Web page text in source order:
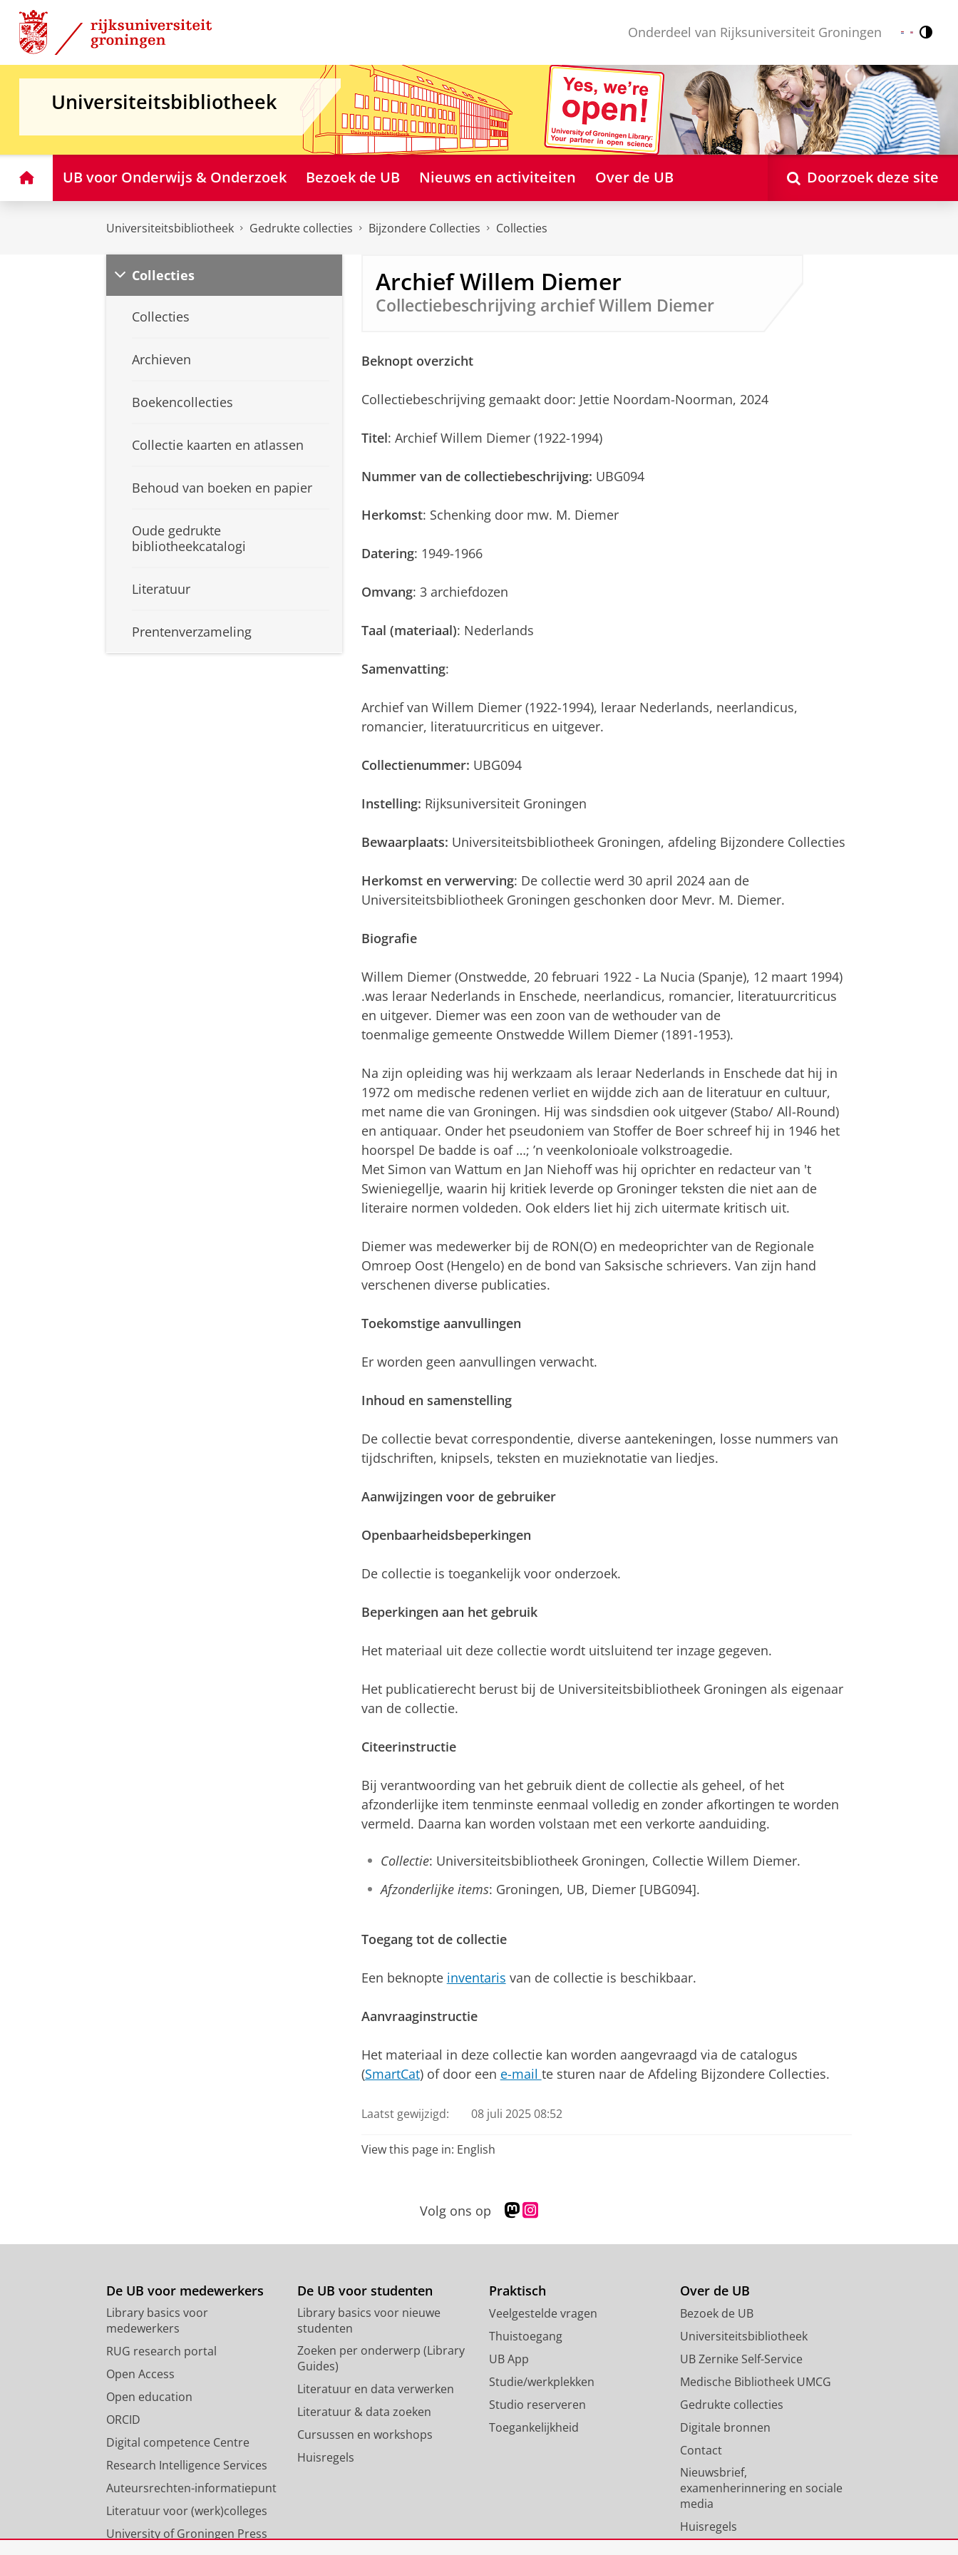
Skip
Content
Skip
Navigation
Onderdeel van Rijksuniversiteit Groningen Nederlands
English
Universiteitsbibliotheek
HomeUB voor Onderwijs & Onderzoek Bezoek de UB Nieuws en activiteiten Over de UB Doorzoek deze site
Universiteitsbibliotheek Gedrukte collecties Bijzondere Collecties Collecties
Collecties
Collecties
Archieven
Boekencollecties
Collectie kaarten en atlassen
Behoud van boeken en papier
Oude gedrukte
bibliotheekcatalogi
Literatuur
Prentenverzameling
Archief Willem Diemer
Collectiebeschrijving archief Willem Diemer
Beknopt overzicht
Collectiebeschrijving gemaakt door: Jettie Noordam-Noorman, 2024
Titel: Archief Willem Diemer (1922-1994)
Nummer van de collectiebeschrijving: UBG094
Herkomst: Schenking door mw. M. Diemer
Datering: 1949-1966
Omvang: 3 archiefdozen
Taal (materiaal): Nederlands
Samenvatting:
Archief van Willem Diemer (1922-1994), leraar Nederlands, neerlandicus,
romancier, literatuurcriticus en uitgever.
Collectienummer: UBG094
Instelling: Rijksuniversiteit Groningen
Bewaarplaats: Universiteitsbibliotheek Groningen, afdeling Bijzondere Collecties
Herkomst en verwerving: De collectie werd 30 april 2024 aan de
Universiteitsbibliotheek Groningen geschonken door Mevr. M. Diemer.
Biografie
Willem Diemer (Onstwedde, 20 februari 1922 - La Nucia (Spanje), 12 maart 1994)
.was leraar Nederlands in Enschede, neerlandicus, romancier, literatuurcriticus
en uitgever. Diemer was een zoon van de wethouder van de
toenmalige gemeente Onstwedde Willem Diemer (1891-1953).
Na zijn opleiding was hij werkzaam als leraar Nederlands in Enschede dat hij in
1972 om medische redenen verliet en wijdde zich aan de literatuur en cultuur,
met name die van Groningen. Hij was sindsdien ook uitgever (Stabo/ All-Round)
en antiquaar. Onder het pseudoniem van Stoffer de Boer schreef hij in 1946 het
hoorspel De badde is oaf …; ’n veenkolonioale volkstroagedie.
Met Simon van Wattum en Jan Niehoff was hij oprichter en redacteur van 't
Swieniegellje, waarin hij kritiek leverde op Groninger teksten die niet aan de
literaire normen voldeden. Ook elders liet hij zich uitermate kritisch uit.
Diemer was medewerker bij de RON(O) en medeoprichter van de Regionale
Omroep Oost (Hengelo) en de bond van Saksische schrievers. Van zijn hand
verschenen diverse publicaties.
Toekomstige aanvullingen
Er worden geen aanvullingen verwacht.
Inhoud en samenstelling
De collectie bevat correspondentie, diverse aantekeningen, losse nummers van
tijdschriften, knipsels, teksten en muzieknotatie van liedjes.
Aanwijzingen voor de gebruiker
Openbaarheidsbeperkingen
De collectie is toegankelijk voor onderzoek.
Beperkingen aan het gebruik
Het materiaal uit deze collectie wordt uitsluitend ter inzage gegeven.
Het publicatierecht berust bij de Universiteitsbibliotheek Groningen als eigenaar
van de collectie.
Citeerinstructie
Bij verantwoording van het gebruik dient de collectie als geheel, of het
afzonderlijke item tenminste eenmaal volledig en zonder afkortingen te worden
vermeld. Daarna kan worden volstaan met een verkorte aanduiding.
Collectie: Universiteitsbibliotheek Groningen, Collectie Willem Diemer.
Afzonderlijke items: Groningen, UB, Diemer [UBG094].
Toegang tot de collectie
Een beknopte inventaris van de collectie is beschikbaar.
Aanvraaginstructie
Het materiaal in deze collectie kan worden aangevraagd via de catalogus
(SmartCat) of door een e-mail te sturen naar de Afdeling Bijzondere Collecties.
Laatst gewijzigd: 08 juli 2025 08:52
View this page in: English
Volg ons op
M
s
d
n
p
o
f
i
e
l
n
s
g
r
a
m
c
c
o
u
s
De UB voor medewerkers
Library basics voor
medewerkers
RUG research portal
Open Access
Open education
ORCID
Digital competence Centre
Research Intelligence Services
Auteursrechten-informatiepunt
Literatuur voor (werk)colleges
University of Groningen Press
De UB voor studenten
Library basics voor nieuwe
studenten
Zoeken per onderwerp (Library
Guides)
Literatuur en data verwerken
Literatuur & data zoeken
Cursussen en workshops
Huisregels
Praktisch
Veelgestelde vragen
Thuistoegang
UB App
Studie/werkplekken
Studio reserveren
Toegankelijkheid
Over de UB
Bezoek de UB
Universiteitsbibliotheek
UB Zernike Self-Service
Medische Bibliotheek UMCG
Gedrukte collecties
Digitale bronnen
Contact
Nieuwsbrief,
examenherinnering en sociale
media
Huisregels